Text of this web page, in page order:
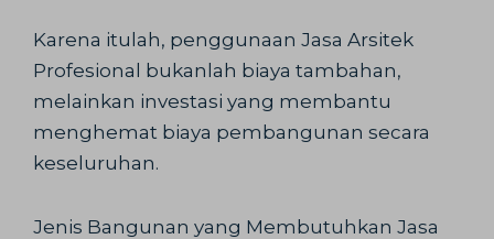
Karena itulah, penggunaan Jasa Arsitek
Profesional bukanlah biaya tambahan,
melainkan investasi yang membantu
menghemat biaya pembangunan secara
keseluruhan.
Jenis Bangunan yang Membutuhkan Jasa